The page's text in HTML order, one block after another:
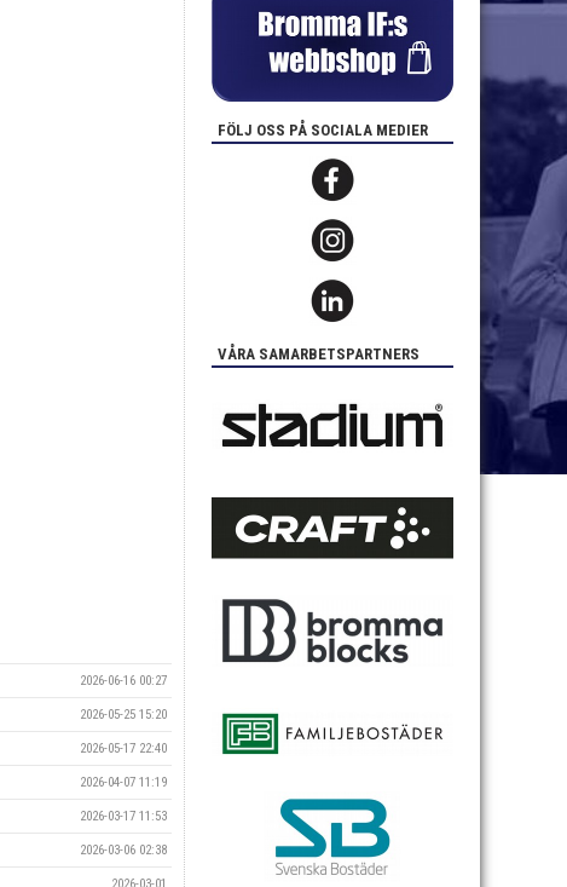
2026-06-16 00:27
2026-05-25 15:20
2026-05-17 22:40
2026-04-07 11:19
2026-03-17 11:53
2026-03-06 02:38
FÖLJ OSS PÅ SOCIALA MEDIER
VÅRA SAMARBETSPARTNERS